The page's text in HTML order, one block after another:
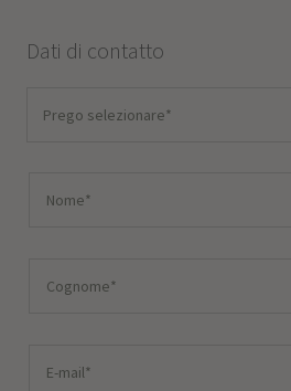
Dati di contatto
Prego selezionare*